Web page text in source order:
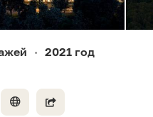
• 2021 год